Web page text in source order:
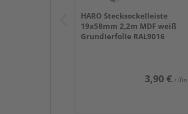
HARO Stecksockelleiste
19x58mm 2,2m MDF weiß
Grundierfolie RAL9016
3,90 € / lfm